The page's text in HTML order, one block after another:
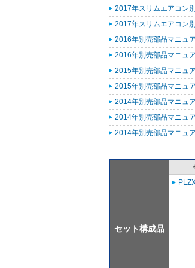
2017年スリムエアコン
2017年スリムエアコン
2016年別売部品マニュ
2016年別売部品マニュ
2015年別売部品マニュ
2015年別売部品マニュ
2014年別売部品マニュ
2014年別売部品マニュ
2014年別売部品マニュ
セット構成品